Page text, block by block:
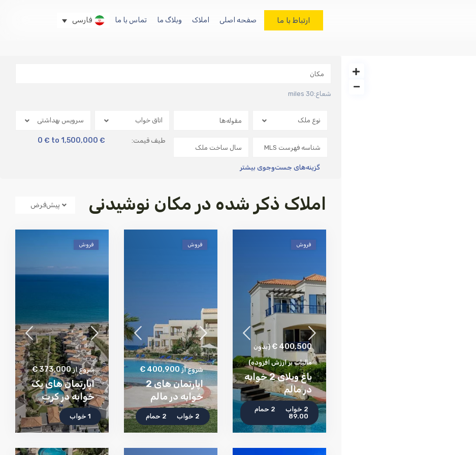
ارتباط با ما صفحه اصلی املاک وبلاگ ما تماس با ما فارسی
شعاع:30 miles
نوع ملک اتاق خواب سرویس بهداشتی
طیف قیمت: 0 € to 1,500,000 €
گزینه‌های جست‌وجوی بیشتر
پیش‌فرض املاک ذکر شده در مکان نوشیدنی
فروش
400,500 € (بدون
مالیات بر ارزش افزوده)
باغ ویلای 2 خوابه
در مالم
2 خواب
2 حمام
89.00
فروش
شروع از400,900 €
اپارتمان های 2
خوابه در مالم
2 خواب 2 حمام
فروش
شروع از373,000 €
اپارتمان های یک
خوابه در کرت
1 خواب